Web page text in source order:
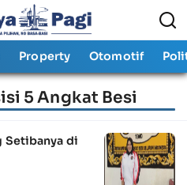
Property Otomotif
5 Angkat Besi
Setibanya di